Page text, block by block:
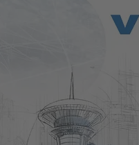
Artificial Intelligence
Consumer protection
Defense